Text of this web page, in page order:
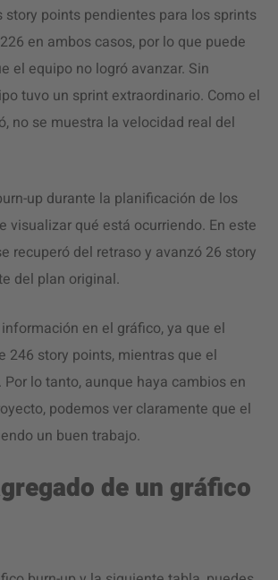
story points pendientes para los sprints
en ambos casos, por lo que puede
el equipo no logró avanzar. Sin
tuvo un sprint extraordinario. Como el
no se muestra la velocidad real del
up durante la planificación de los
visualizar qué está ocurriendo. En este
recuperó del retraso y avanzó 26 story
del plan original.
en el gráfico, ya que el
246 story points, mientras que el
lo tanto, aunque haya cambios en
podemos ver claramente que el
un buen trabajo.
de un gráfico